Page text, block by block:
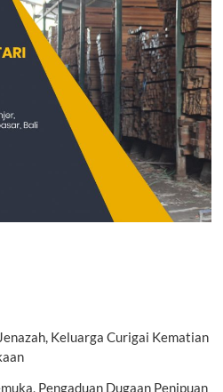
Keluarga Curigai Kematian
Pengaduan Dugaan Penipuan